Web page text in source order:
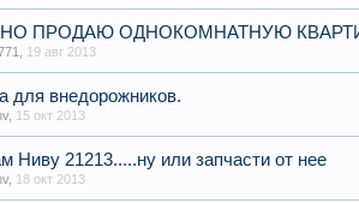
ПРОДАЮ ОДНОКОМНАТНУЮ
19 авг 2013
для внедорожников.
, 15 окт 2013
Ниву 21213.....ну или запчасти от нее
, 18 окт 2013